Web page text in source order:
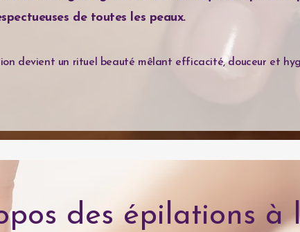
de toutes les peaux.
devient un rituel beauté mêlant efficacité, douceur et
des épilations à